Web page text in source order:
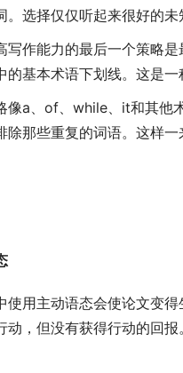
。选择仅仅听起来很好的未
写作能力的最后一个策略
的基本术语下划线。这是一
像a、of、while、it和其他
除那些重复的词语。这样一
使用主动语态会使论文变
动，但没有获得行动的回报。